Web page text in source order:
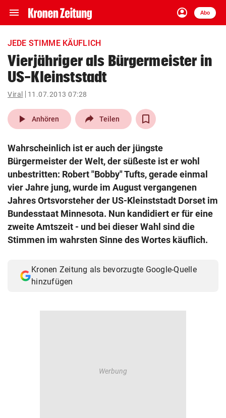
menu Navigation
ein-/ausklappen
account_circle
Anmelden
Abo
close Schließen
account_circle Anmelden
pin_drop
Wien arrow_right
search
Suchbegriff
eingeben
© Krone Multimedia GmbH & Co KG 2026
JEDE STIMME KÄUFLICH
Vierjähriger als Bürgermeister in
US-Kleinststadt
Viral 11.07.2013 07:28
play_arrow Anhören Teilen
Wahrscheinlich ist er auch der jüngste
Bürgermeister der Welt, der süßeste ist er wohl
unbestritten: Robert "Bobby" Tufts, gerade einmal
vier Jahre jung, wurde im August vergangenen
Jahres Ortsvorsteher der US-Kleinststadt Dorset im
Bundesstaat Minnesota. Nun kandidiert er für eine
zweite Amtszeit - und bei dieser Wahl sind die
Stimmen im wahrsten Sinne des Wortes käuflich.
Kronen Zeitung als bevorzugte Google-Quelle
hinzufügen